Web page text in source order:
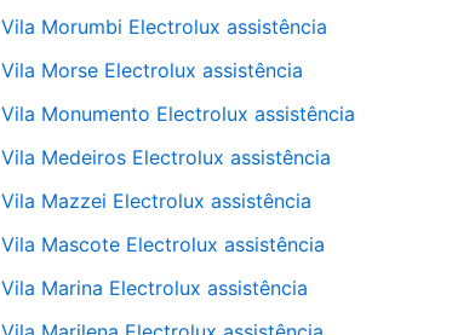
Vila Morumbi Electrolux assistência
Vila Morse Electrolux assistência
Vila Monumento Electrolux assistência
Vila Medeiros Electrolux assistência
Vila Mazzei Electrolux assistência
Vila Mascote Electrolux assistência
Vila Marina Electrolux assistência